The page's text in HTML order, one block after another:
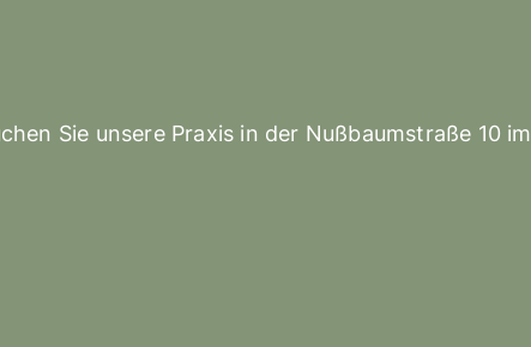
Sie unsere Praxis in der Nußbaumstraße 10 im